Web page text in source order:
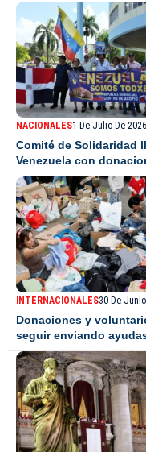
NACIONALES1 De Julio De 2026
Comité de Solidaridad
Venezuela con
INTERNACIONALES30 De
Donaciones y
seguir enviando